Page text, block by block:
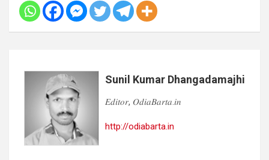
Sunil Kumar Dhangadamajhi
𝐸𝑑𝑖𝑡𝑜𝑟, 𝑂𝑑𝑖𝑎𝐵𝑎𝑟𝑡𝑎.𝑖𝑛
http://odiabarta.in